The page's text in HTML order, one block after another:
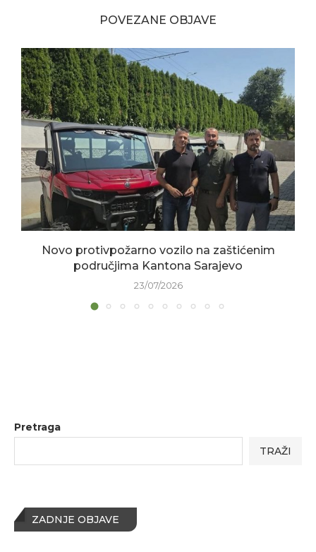
POVEZANE OBJAVE
Novo protivpožarno vozilo na zaštićenim
područjima Kantona Sarajevo
23/07/2026
Pretraga
TRAŽI
ZADNJE OBJAVE